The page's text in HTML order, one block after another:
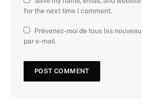
for the next time I comment.
Prévenez-moi de tous les
par e-mail.